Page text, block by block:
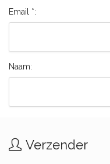
Email *:
Naam:
Verzender